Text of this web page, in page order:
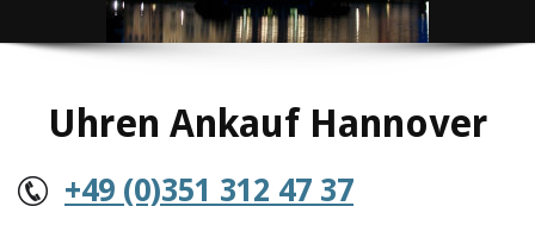
Uhren Ankauf Hannover
+49 (0)351 312 47 37